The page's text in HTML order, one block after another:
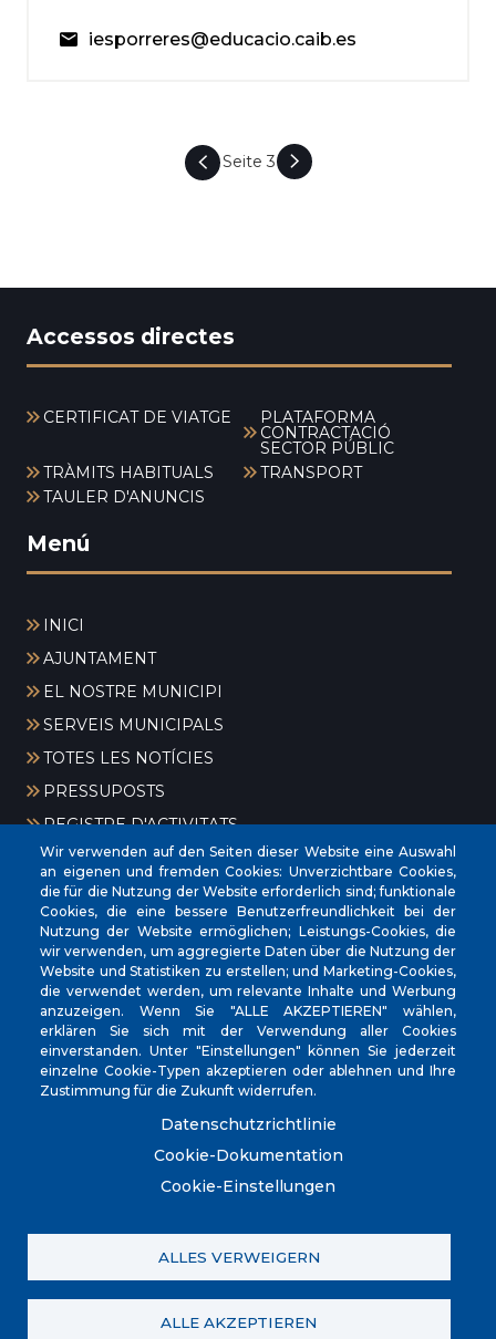
iesporreres@educacio.caib.es
SEITENNUMMERIERUNG
Seite 3
Accessos directes
CERTIFICAT DE VIATGE PLATAFORMA
CONTRACTACIÓ
SECTOR PÚBLIC
TRÀMITS HABITUALS
TRANSPORT
TAULER D'ANUNCIS
Menú
INICI
AJUNTAMENT
EL NOSTRE MUNICIPI
SERVEIS MUNICIPALS
TOTES LES NOTÍCIES
PRESSUPOSTS
REGISTRE D'ACTIVITATS
CIF
‎P0704300C
Address Plaça de la Vila, 17 CP: 07260
Phone (+34) 971 647221
Fax
(+34) 971 168265
910/605 098 760
Contacta amb nosaltres
Política de privacitat
Política de galetes (Cookies)
Wir verwenden auf den Seiten dieser Website eine Auswahl
an eigenen und fremden Cookies: Unverzichtbare Cookies,
die für die Nutzung der Website erforderlich sind; funktionale
Cookies, die eine bessere Benutzerfreundlichkeit bei der
Nutzung der Website ermöglichen; Leistungs-Cookies, die
wir verwenden, um aggregierte Daten über die Nutzung der
Website und Statistiken zu erstellen; und Marketing-Cookies,
die verwendet werden, um relevante Inhalte und Werbung
anzuzeigen. Wenn Sie "ALLE AKZEPTIEREN" wählen,
erklären Sie sich mit der Verwendung aller Cookies
einverstanden. Unter "Einstellungen" können Sie jederzeit
einzelne Cookie-Typen akzeptieren oder ablehnen und Ihre
Zustimmung für die Zukunft widerrufen.
Datenschutzrichtlinie
Cookie-Dokumentation
Cookie-Einstellungen
ALLES VERWEIGERN
ALLE AKZEPTIEREN